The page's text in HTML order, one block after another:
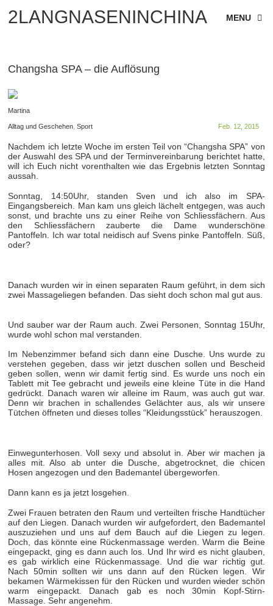
2LANGNASENINCHINA MENU
Changsha SPA – die Auflösung
Martina
Feb. 12, 2015
Alltag und Geschehen,Sport
Nachdem ich letzte Woche im ersten Teil von “Changsha SPA” von
der Auswahl des SPA und der Terminvereinbarung berichtet hatte,
will ich Euch nicht vorenthalten wie das Ergebnis letzten Sonntag
aussah.
Sonntag, 14:50Uhr, standen Sven und ich also im SPA-
Eingangsbereich. Man kam uns gleich lächelt entgegen, was auch
sonst, und brachte uns zu einer Reihe von Schliessfächern. Aus
den Schliessfächern zauberte die Dame wunderschöne
Pantoffeln. Ich war total neidisch auf Svens pinke Pantoffeln. Süß,
oder?
Danach wurden wir in einen separaten Raum geführt, in dem sich
zwei Massageliegen befanden. Das sieht doch schon mal gut aus.
Und sauber war der Raum auch. Zwei Personen, Sonntag 15Uhr,
wurde wohl schon mal verstanden.
Im Nebenzimmer befand sich dann eine Dusche. Uns wurde zu
verstehen gegeben, dass wir jetzt duschen sollen und Bescheid
geben sollen, wenn wir damit fertig sind. Es wurde uns noch ein
Tablett mit Tee gebracht und jeweils eine kleine Tüte in die Hand
gedrückt. Danach waren wir alleine im Raum, was auch gut war.
Denn wir brachen in schallendes Gelächter aus, als wir unsere
Tütchen öffneten und dieses tolles “Kleidungsstück” herauszogen.
Einwegunterhosen. Voll sexy und absolut in. Aber wir machen ja
alles mit. Also ab unter die Dusche, abgetrocknet, die chicen
Hosen angezogen und den Bademantel übergeworfen.
Dann kann es ja jetzt losgehen.
Zwei Frauen betraten den Raum und verteilten frische Handtücher
auf den Liegen. Danach wurden wir aufgefordert, den Bademantel
auszuziehen und uns auf dem Bauch auf die Liegen zu legen.
Doch, das könnte eine Rückenmassage werden. Warm die Beine
eingepackt, ging es dann auch los. Und Ihr wird es nicht glauben,
es gab wirklich eine Rückenmassage. Und die war richtig gut.
Nach 50min sollten wir uns dann auf den Rücken legen. Wir
bekamen Wärmekissen für den Rücken und wurden wieder schön
warm eingepackt. Danach gab es noch 30min Kopf-Stirn-
Massage. Sehr angenehm.